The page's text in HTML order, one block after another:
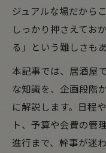
ジュアルな場だから
しっかり押さえてお
る」という難しさもあ
本記事では、居酒屋
な知識を、企画段階
に解説します。日程
ト、予算や会費の管
進行まで、幹事が迷